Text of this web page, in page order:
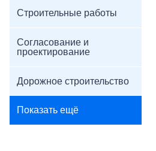
Строительные работы
Согласование и
проектирование
Дорожное строительство
Показать ещё